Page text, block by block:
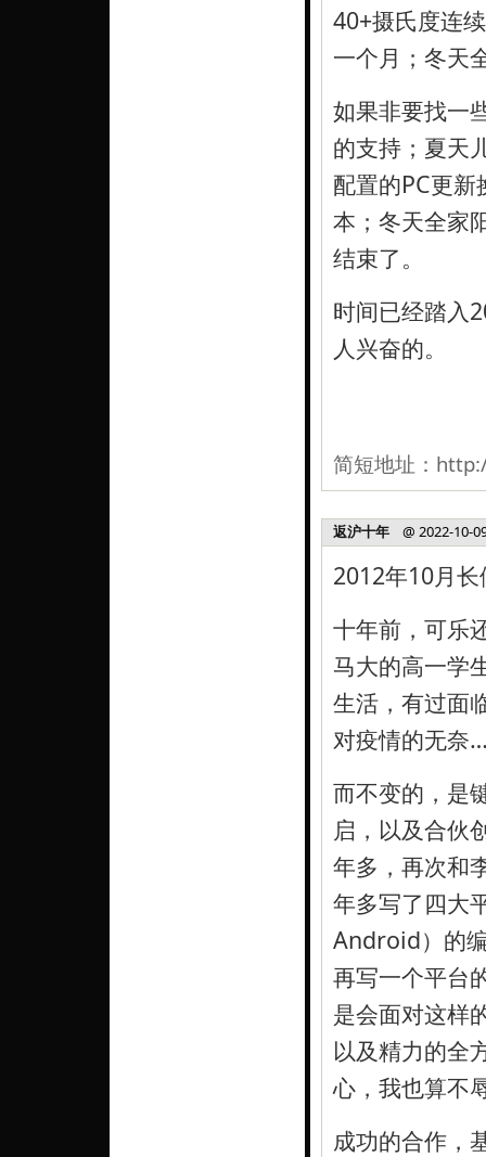
40+摄氏度连
一个月；冬天
如果非要找一
的支持；夏天
配置的PC更
本；冬天全家
结束了。
时间已经踏入
人兴奋的。
简短地址：
返沪十年 @ 2022-10-
2012年10月
十年前，可乐
马大的高一学
生活，有过面
对疫情的无奈
而不变的，是
启，以及合伙
年多，再次和
年多写了四大
Android）的
再写一个平台
是会面对这样
以及精力的全
心，我也算不
成功的合作，